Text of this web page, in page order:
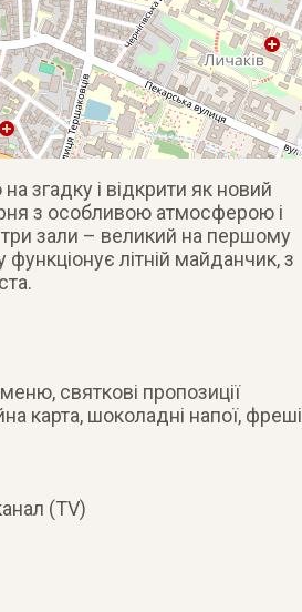
згадку і відкрити як новий
з особливою атмосферою і
зали – великий на першому
функціонує літній майданчик, з
святкові пропозиції
карта, шоколадні напої, фреші
(TV)